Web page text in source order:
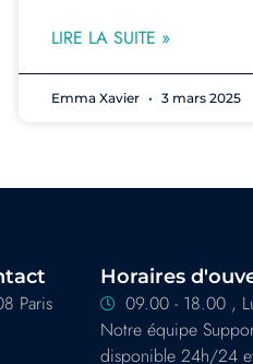
LIRE LA SUITE »
Emma Xavier 3 mars 2025
Paris
Horaires
09.00 - 18.00 ,
Notre équipe
disponible 24h/24